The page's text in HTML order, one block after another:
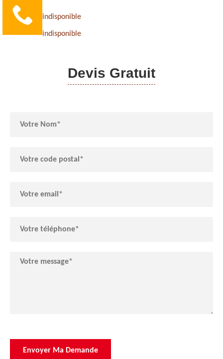
indisponible
indisponible
Devis Gratuit